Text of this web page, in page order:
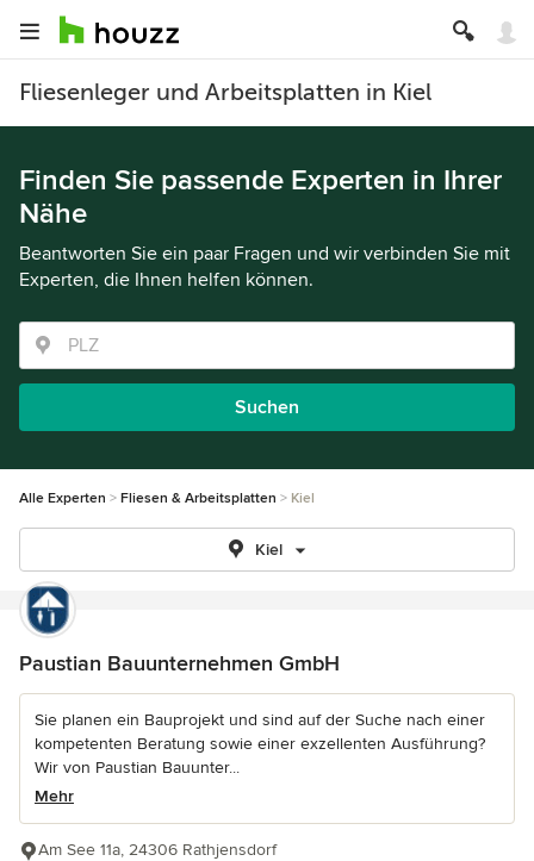
Fliesenleger und Arbeitsplatten in Kiel
Finden Sie passende Experten in Ihrer
Nähe
Beantworten Sie ein paar Fragen und wir verbinden Sie mit
Experten, die Ihnen helfen können.
Suchen
Alle Experten Fliesen & Arbeitsplatten Kiel
Kiel
Paustian Bauunternehmen GmbH
Sie planen ein Bauprojekt und sind auf der Suche nach einer
kompetenten Beratung sowie einer exzellenten Ausführung?
Wir von Paustian Bauunter...
Mehr
Am See 11a, 24306 Rathjensdorf